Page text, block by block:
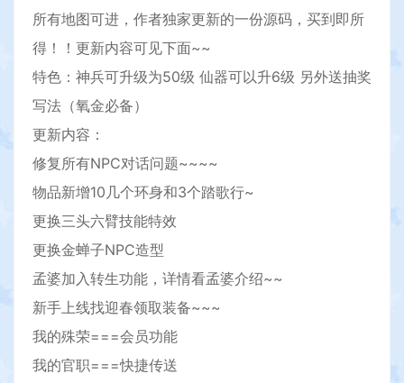
所有地图可进，作者独家更新的一份源码，买到即所
得！！更新内容可见下面~~
特色：神兵可升级为50级 仙器可以升6级 另外送抽奖
写法（氧金必备）
更新内容：
修复所有NPC对话问题~~~~
物品新增10几个环身和3个踏歌行~
更换三头六臂技能特效
更换金蝉子NPC造型
孟婆加入转生功能，详情看孟婆介绍~~
新手上线找迎春领取装备~~~
我的殊荣===会员功能
我的官职===快捷传送